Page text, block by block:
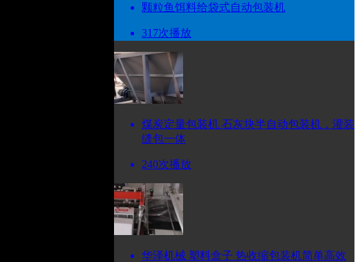
颗粒鱼饵料给袋式自动包装机
317次播放
煤炭定量包装机 石灰块半自动包装机，灌装
缝包一体
240次播放
华泽机械 塑料盒子 热收缩包装机简单高效